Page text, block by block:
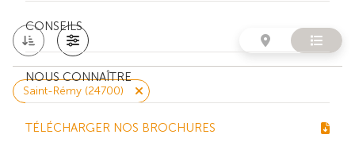
CONSEILS
NOUS CONNAÎTRE
TÉLÉCHARGER NOS BROCHURES
Saint-Rémy (24700)